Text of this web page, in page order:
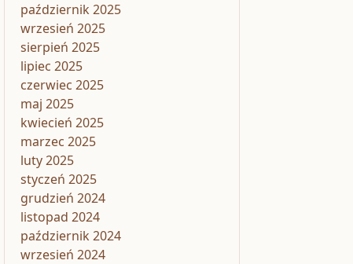
październik 2025
wrzesień 2025
sierpień 2025
lipiec 2025
czerwiec 2025
maj 2025
kwiecień 2025
marzec 2025
luty 2025
styczeń 2025
grudzień 2024
listopad 2024
październik 2024
wrzesień 2024